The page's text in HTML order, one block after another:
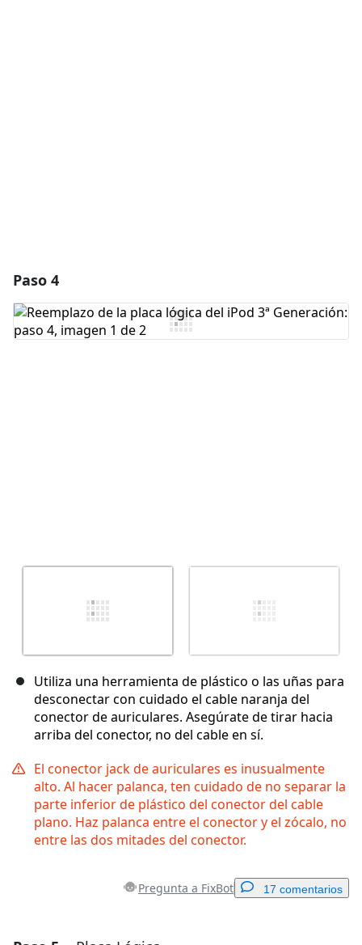
Paso 4
Utiliza una herramienta de plástico o las uñas para
desconectar con cuidado el cable naranja del
conector de auriculares. Asegúrate de tirar hacia
arriba del conector, no del cable en sí.
El conector jack de auriculares es inusualmente
alto. Al hacer palanca, ten cuidado de no separar la
parte inferior de plástico del conector del cable
plano. Haz palanca entre el conector y el zócalo, no
entre las dos mitades del conector.
Pregunta a FixBot 17 comentarios